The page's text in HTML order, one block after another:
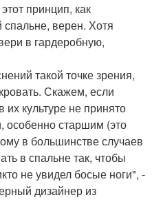
принцип, как
спальне, верен. Хотя
в гардеробную,
такой точке зрения,
Скажем, если
их культуре не принято
особенно старшим (это
в большинстве случаев
в спальне так, чтобы
не увидел босые ноги", -
дизайнер из